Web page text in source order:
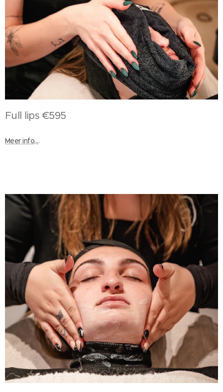
Full lips €595
Meer info,...